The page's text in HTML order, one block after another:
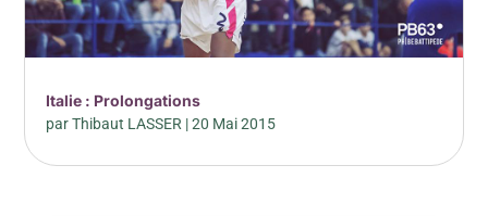
Italie : Prolongations
parThibaut LASSER |20 Mai 2015